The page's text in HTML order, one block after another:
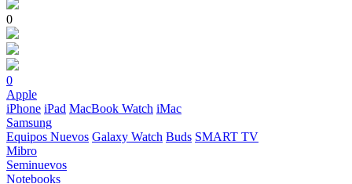
0
0
Apple
iPhone iPad MacBook Watch iMac
Samsung
Equipos Nuevos Galaxy Watch Buds SMART TV
Mibro
Seminuevos
Notebooks